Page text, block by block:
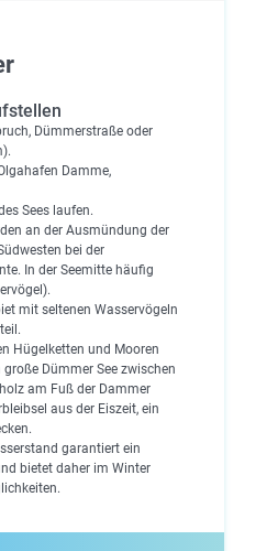
Dümmerstraße oder
Damme,
Sees laufen.
an der Ausmündung der
bei der
In der Seemitte häufig
mit seltenen Wasservögeln
Hügelketten und Mooren
Dümmer See zwischen
am Fuß der Dammer
aus der Eiszeit, ein
garantiert ein
bietet daher im Winter